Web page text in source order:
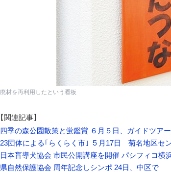
廃材を再利用したという看板
【関連記事】
四季の森公園散策と蛍鑑賞 ６月５日、ガイドツアー
23団体による｢らくらく市｣ ５月17日 菊名地区セ
日本盲導犬協会 市民公開講座を開催 パシフィコ横
県自然保護協会 周年記念しシンポ 24日、中区で